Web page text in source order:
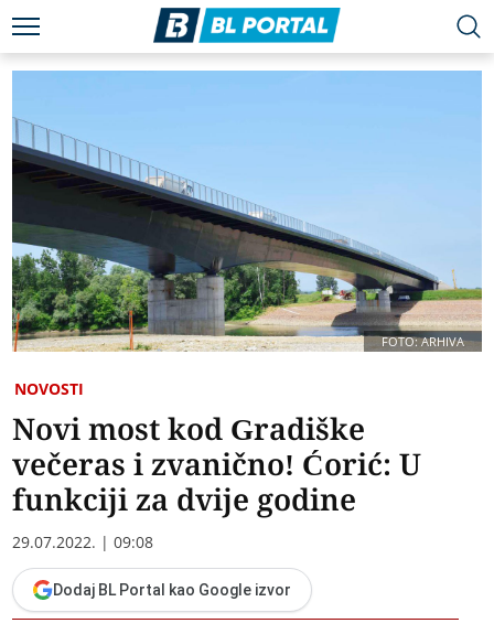
FOTO: ARHIVA
NOVOSTI
Novi most kod Gradiške
večeras i zvanično! Ćorić: U
funkciji za dvije godine
29.07.2022. | 09:08
Dodaj BL Portal kao Google izvor